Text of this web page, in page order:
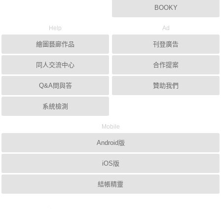
BOOKY
Help
繪圖藝廊作品
同人交流中心
Q&A問與答
系統檢測
Ad
刊登廣告
合作提案
贊助我們
Mobile
Android版
iOS版
結帳精靈